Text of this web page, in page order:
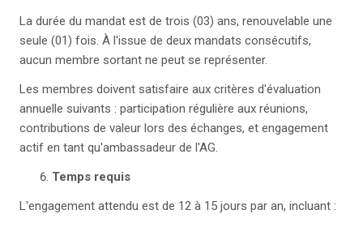
La durée du mandat est de trois (03) ans, renouvelable une
seule (01) fois. À l'issue de deux mandats consécutifs,
aucun membre sortant ne peut se représenter.
Les membres doivent satisfaire aux critères d'évaluation
annuelle suivants : participation régulière aux réunions,
contributions de valeur lors des échanges, et engagement
actif en tant qu'ambassadeur de l'AG.
Temps requis
L'engagement attendu est de 12 à 15 jours par an, incluant :